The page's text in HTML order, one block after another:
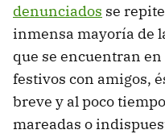
denunciados se
inmensa mayoría de
que se encuentran
festivos con amigos,
breve y al poco
mareadas o